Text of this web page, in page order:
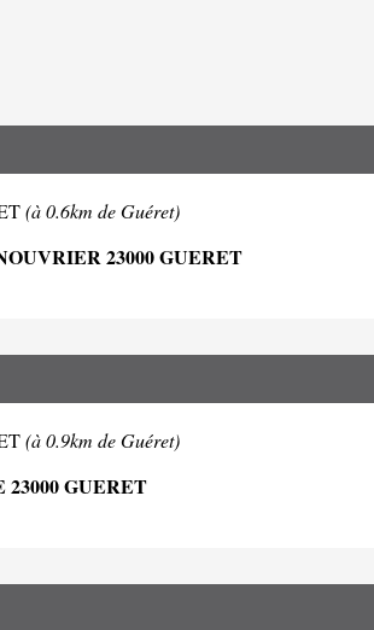
(à 0.6km de Guéret)
23000 GUERET
(à 0.9km de Guéret)
GUERET